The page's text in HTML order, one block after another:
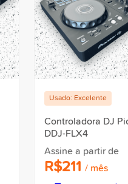
Usado: Excelente
Controladora DJ
DDJ-FLX4
Assine a partir de
R$211 / mês